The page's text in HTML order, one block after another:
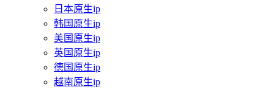
日本原生ip
韩国原生ip
美国原生ip
英国原生ip
德国原生ip
越南原生ip